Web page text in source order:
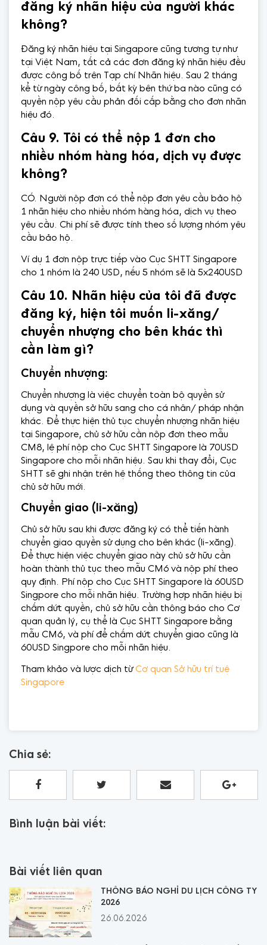
đăng ký nhãn hiệu của người khác
không?
Đăng ký nhãn hiệu tại Singapore cũng tương tự như
tại Việt Nam, tất cả các đơn đăng ký nhãn hiệu đều
được công bố trên Tạp chí Nhãn hiệu. Sau 2 tháng
kể từ ngày công bố, bất kỳ bên thứ ba nào cũng có
quyền nộp yêu cầu phản đối cấp bằng cho đơn nhãn
hiệu đó.
Câu 9. Tôi có thể nộp 1 đơn cho
nhiều nhóm hàng hóa, dịch vụ được
không?
CÓ. Người nộp đơn có thể nộp đơn yêu cầu bảo hộ
1 nhãn hiệu cho nhiều nhóm hàng hóa, dịch vụ theo
yêu cầu. Chi phí sẽ được tính theo số lượng nhóm yêu
cầu bảo hộ.
Ví dụ 1 đơn nộp trực tiếp vào Cục SHTT Singapore
cho 1 nhóm là 240 USD, nếu 5 nhóm sẽ là 5x240USD
Câu 10. Nhãn hiệu của tôi đã được
đăng ký, hiện tôi muốn li-xăng/
chuyển nhượng cho bên khác thì
cần làm gì?
Chuyển nhượng:
Chuyển nhượng là việc chuyển toàn bộ quyền sử
dụng và quyền sở hữu sang cho cá nhân/ pháp nhận
khác. Để thực hiện thủ tục chuyển nhượng nhãn hiệu
tại Singapore, chủ sở hữu cần nộp đơn theo mẫu
CM8, lệ phí nộp cho Cục SHTT Singapore là 70USD
Singapore cho mỗi nhãn hiệu. Sau khi thay đổi, Cục
SHTT sẽ ghi nhận trên hệ thống theo thông tin của
chủ sở hữu mới.
Chuyển giao (li-xăng)
Chủ sở hữu sau khi được đăng ký có thể tiến hành
chuyển giao quyền sử dụng cho bên khác (li-xăng).
Để thực hiện việc chuyển giao này chủ sở hữu cần
hoàn thành thủ tục theo mẫu CM6 và nộp phí theo
quy định. Phí nộp cho Cục SHTT Singapore là 60USD
Singpore cho mỗi nhãn hiệu. Trường hợp nhãn hiệu bị
chấm dứt quyền, chủ sở hữu cần thông báo cho Cơ
quan quản lý, cụ thể là Cục SHTT Singapore bằng
mẫu CM6, và phí để chấm dứt chuyển giao cũng là
60USD Singpore cho mỗi nhãn hiệu.
Tham khảo và lược dịch từCơ quan Sở hữu trí tuệ
Singapore
Chia sẻ:
Bình luận bài viết:
Bài viết liên quan
THÔNG BÁO NGHỈ DU LỊCH CÔNG TY
2026
26.06.2026